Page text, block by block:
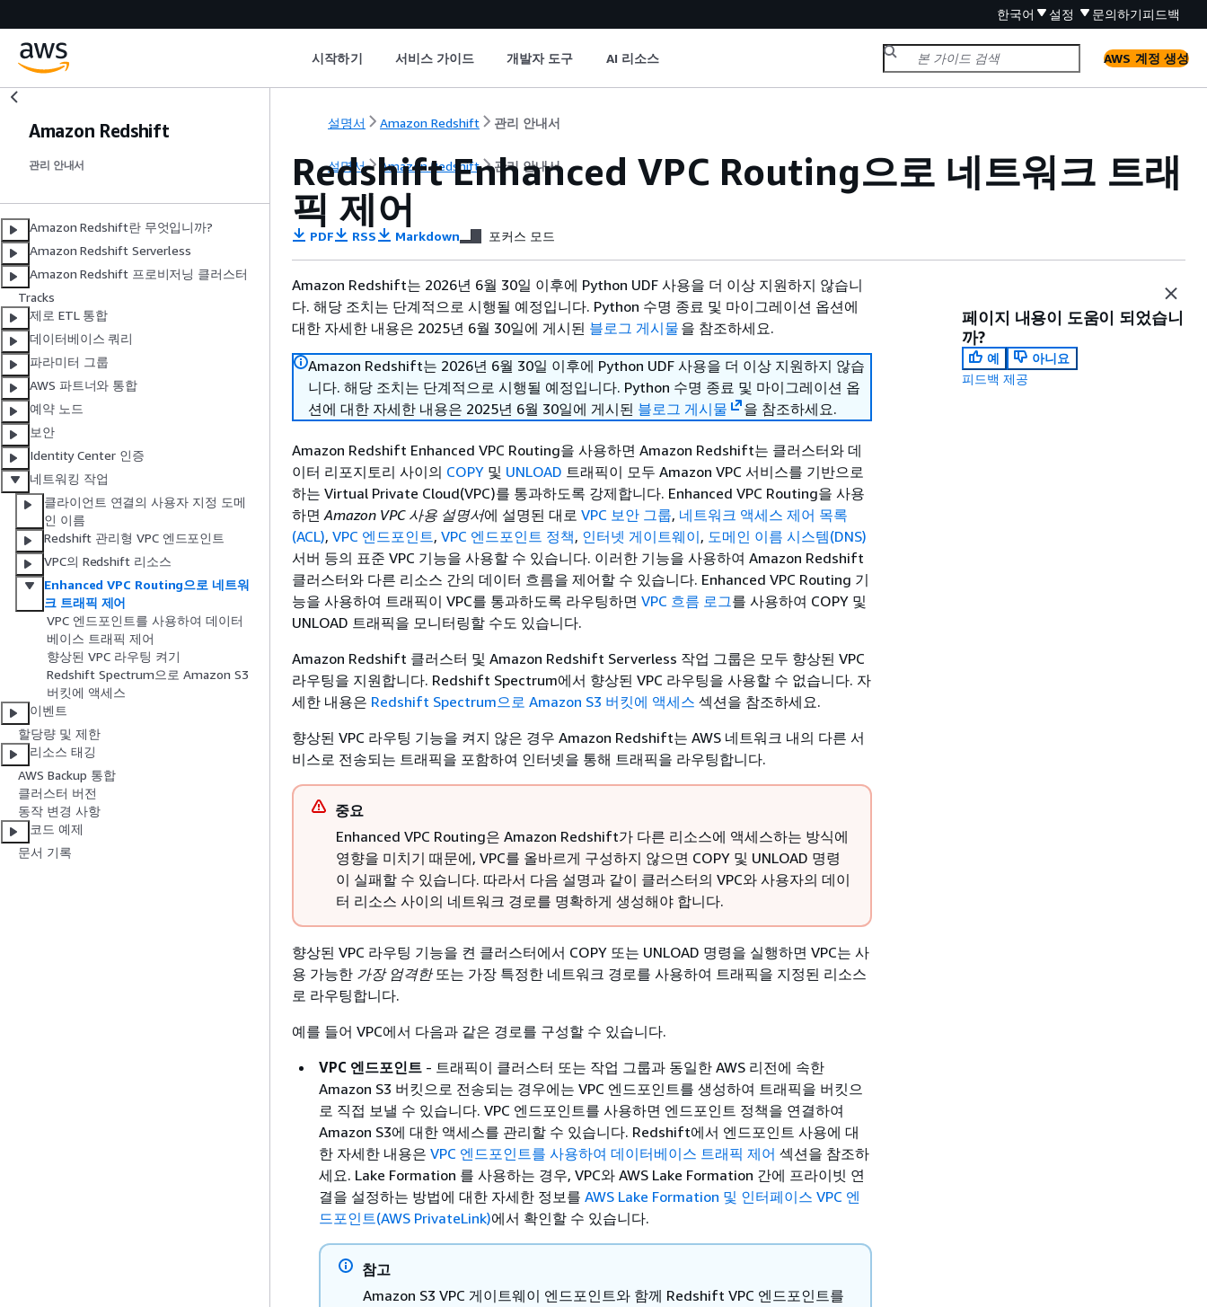
한국어 설정 문의하기피드백
시작하기 서비스 가이드 개발자 도구 AI 리소스 AWS 계정 생성
Amazon Redshift
관리 안내서
Amazon Redshift란 무엇입니까?
Amazon Redshift Serverless
Amazon Redshift 프로비저닝 클러스터
Tracks
제로 ETL 통합
데이터베이스 쿼리
파라미터 그룹
AWS 파트너와 통합
예약 노드
보안
Identity Center 인증
네트워킹 작업
클라이언트 연결의 사용자 지정 도메
인 이름
Redshift 관리형 VPC 엔드포인트
VPC의 Redshift 리소스
Enhanced VPC Routing으로 네트워
크 트래픽 제어
VPC 엔드포인트를 사용하여 데이터
베이스 트래픽 제어
향상된 VPC 라우팅 켜기
Redshift Spectrum으로 Amazon S3
버킷에 액세스
이벤트
할당량 및 제한
리소스 태깅
AWS Backup 통합
클러스터 버전
동작 변경 사항
코드 예제
문서 기록
설명서 Amazon Redshift 관리 안내서
설명서 Amazon Redshift 관리 안내서
Redshift Enhanced VPC Routing으로 네트워크 트래
픽 제어
PDF RSS Markdown 포커스 모드
Amazon Redshift는 2026년 6월 30일 이후에 Python UDF 사용을 더 이상 지원하지 않습니
다. 해당 조치는 단계적으로 시행될 예정입니다. Python 수명 종료 및 마이그레이션 옵션에
대한 자세한 내용은 2025년 6월 30일에 게시된 블로그 게시물 을 참조하세요.
Amazon Redshift는 2026년 6월 30일 이후에 Python UDF 사용을 더 이상 지원하지 않습
니다. 해당 조치는 단계적으로 시행될 예정입니다. Python 수명 종료 및 마이그레이션 옵
션에 대한 자세한 내용은 2025년 6월 30일에 게시된 블로그 게시물 을 참조하세요.
Amazon Redshift Enhanced VPC Routing을 사용하면 Amazon Redshift는 클러스터와 데
이터 리포지토리 사이의 COPY 및 UNLOAD 트래픽이 모두 Amazon VPC 서비스를 기반으로
하는 Virtual Private Cloud(VPC)를 통과하도록 강제합니다. Enhanced VPC Routing을 사용
하면Amazon VPC 사용 설명서에 설명된 대로 VPC 보안 그룹, 네트워크 액세스 제어 목록
(ACL), VPC 엔드포인트, VPC 엔드포인트 정책, 인터넷 게이트웨이, 도메인 이름 시스템(DNS)
서버 등의 표준 VPC 기능을 사용할 수 있습니다. 이러한 기능을 사용하여 Amazon Redshift
클러스터와 다른 리소스 간의 데이터 흐름을 제어할 수 있습니다. Enhanced VPC Routing 기
능을 사용하여 트래픽이 VPC를 통과하도록 라우팅하면 VPC 흐름 로그를 사용하여 COPY 및
UNLOAD 트래픽을 모니터링할 수도 있습니다.
Amazon Redshift 클러스터 및 Amazon Redshift Serverless 작업 그룹은 모두 향상된 VPC
라우팅을 지원합니다. Redshift Spectrum에서 향상된 VPC 라우팅을 사용할 수 없습니다. 자
세한 내용은 Redshift Spectrum으로 Amazon S3 버킷에 액세스 섹션을 참조하세요.
향상된 VPC 라우팅 기능을 켜지 않은 경우 Amazon Redshift는 AWS 네트워크 내의 다른 서
비스로 전송되는 트래픽을 포함하여 인터넷을 통해 트래픽을 라우팅합니다.
중요
Enhanced VPC Routing은 Amazon Redshift가 다른 리소스에 액세스하는 방식에
영향을 미치기 때문에, VPC를 올바르게 구성하지 않으면 COPY 및 UNLOAD 명령
이 실패할 수 있습니다. 따라서 다음 설명과 같이 클러스터의 VPC와 사용자의 데이
터 리소스 사이의 네트워크 경로를 명확하게 생성해야 합니다.
향상된 VPC 라우팅 기능을 켠 클러스터에서 COPY 또는 UNLOAD 명령을 실행하면 VPC는 사
용 가능한 가장 엄격한또는 가장 특정한 네트워크 경로를 사용하여 트래픽을 지정된 리소스
로 라우팅합니다.
예를 들어 VPC에서 다음과 같은 경로를 구성할 수 있습니다.
VPC 엔드포인트 - 트래픽이 클러스터 또는 작업 그룹과 동일한 AWS 리전에 속한
Amazon S3 버킷으로 전송되는 경우에는 VPC 엔드포인트를 생성하여 트래픽을 버킷으
로 직접 보낼 수 있습니다. VPC 엔드포인트를 사용하면 엔드포인트 정책을 연결하여
Amazon S3에 대한 액세스를 관리할 수 있습니다. Redshift에서 엔드포인트 사용에 대
한 자세한 내용은 VPC 엔드포인트를 사용하여 데이터베이스 트래픽 제어 섹션을 참조하
세요. Lake Formation 를 사용하는 경우, VPC와 AWS Lake Formation 간에 프라이빗 연
결을 설정하는 방법에 대한 자세한 정보를 AWS Lake Formation 및 인터페이스 VPC 엔
드포인트(AWS PrivateLink)에서 확인할 수 있습니다.
참고
Amazon S3 VPC 게이트웨이 엔드포인트와 함께 Redshift VPC 엔드포인트를
페이지 내용이 도움이 되었습니
까?
예
아니요
피드백 제공